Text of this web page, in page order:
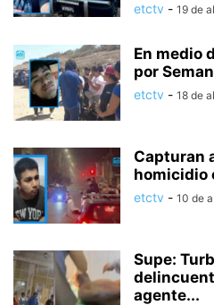
etctv - 19 de
En medio
por
etctv - 18 de
Capturan
homicidio
etctv - 10 de
Supe:
agente...